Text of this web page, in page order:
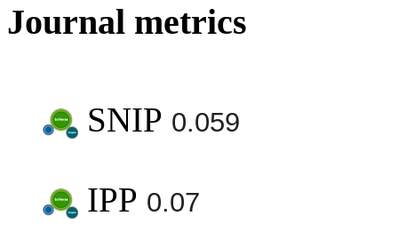
Journal metrics
SNIP 0.059
IPP 0.07